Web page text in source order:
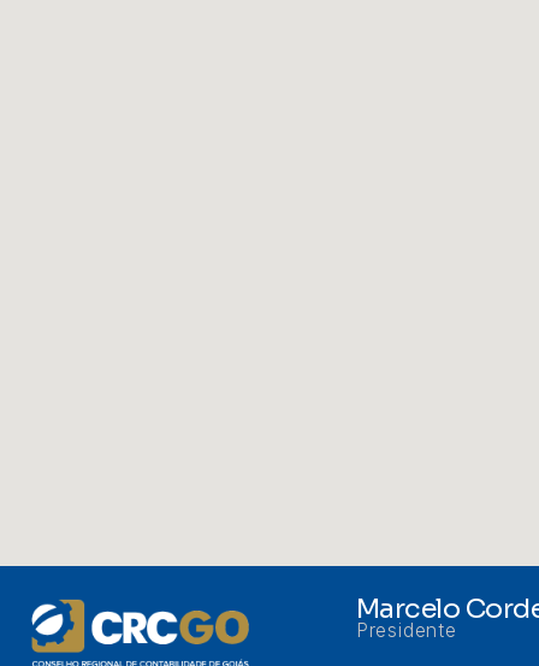
Marcelo
Presidente